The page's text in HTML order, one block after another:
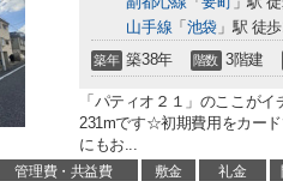
山手線 「 池袋 」駅 徒
築年 築38年 階数 3階建
「パティオ２１」のここが
231mです☆初期費用をカー
にもお...
管理費・共益費 敷金 礼金